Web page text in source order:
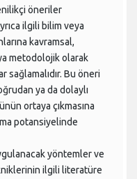
öneriler
ilgili bilim veya
kavramsal,
metodolojik olarak
sağlamalıdır. Bu öneri
ya da dolaylı
ortaya çıkmasına
potansiyelinde
yöntemler ve
ilgili literatüre